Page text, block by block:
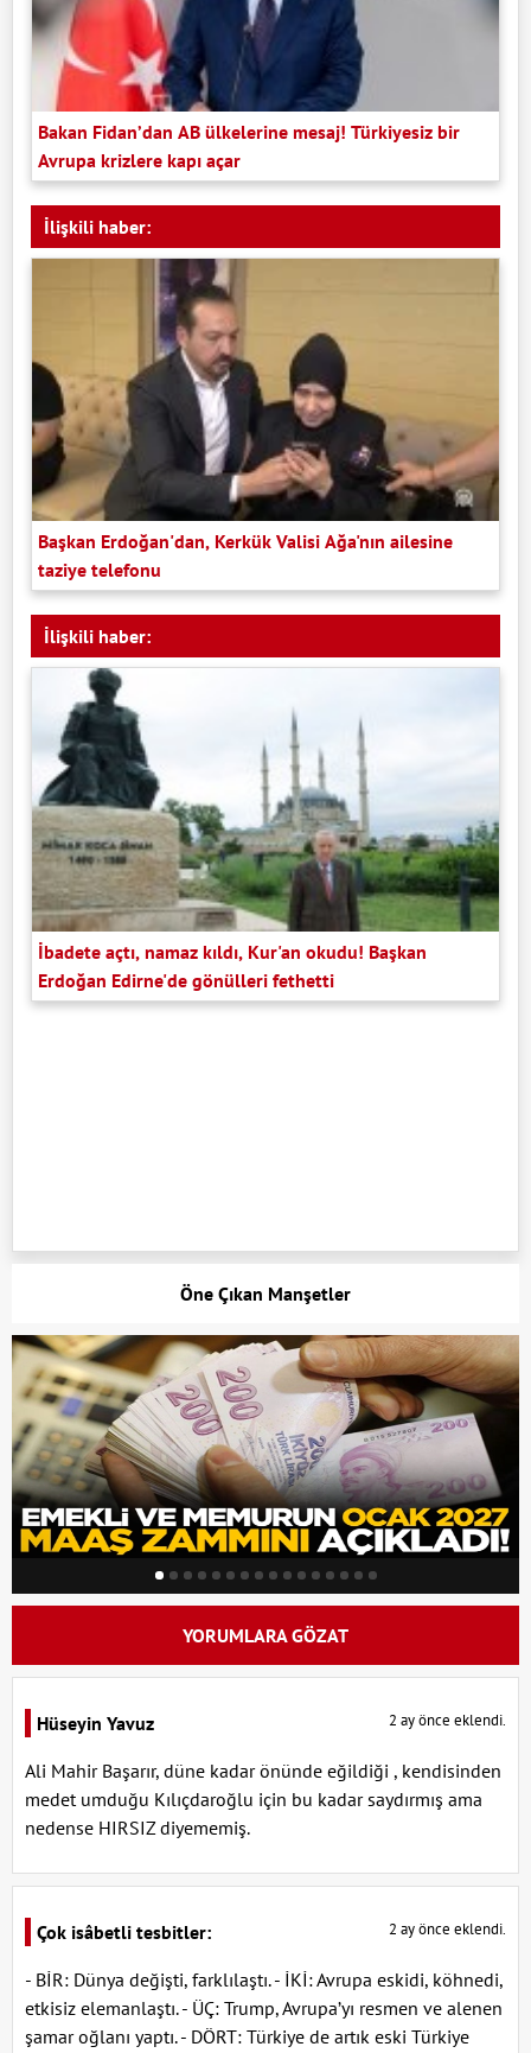
Bakan Fidan’dan AB ülkelerine mesaj! Türkiyesiz bir
Avrupa krizlere kapı açar
İlişkili haber:
Başkan Erdoğan'dan, Kerkük Valisi Ağa'nın ailesine
taziye telefonu
İlişkili haber:
İbadete açtı, namaz kıldı, Kur'an okudu! Başkan
Erdoğan Edirne'de gönülleri fethetti
Öne Çıkan Manşetler
YORUMLARA GÖZAT
Hüseyin Yavuz 2 ay önce eklendi.
Ali Mahir Başarır, düne kadar önünde eğildiği , kendisinden
medet umduğu Kılıçdaroğlu için bu kadar saydırmış ama
nedense HIRSIZ diyememiş.
Çok isâbetli tesbitler: 2 ay önce eklendi.
- BİR: Dünya değişti, farklılaştı. - İKİ: Avrupa eskidi, köhnedi,
etkisiz elemanlaştı. - ÜÇ: Trump, Avrupa’yı resmen ve alenen
şamar oğlanı yaptı. - DÖRT: Türkiye de artık eski Türkiye